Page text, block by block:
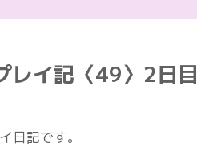
レイ記〈49〉2日目
日記です。